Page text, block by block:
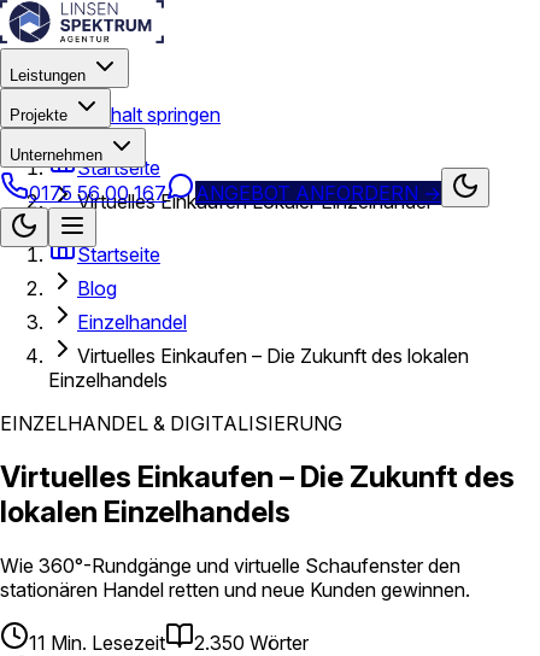
Zum Hauptinhalt springen
Startseite
Virtuelles Einkaufen Lokaler Einzelhandel
Leistungen
Projekte
Unternehmen
0175 56 00 167 ANGEBOT ANFORDERN →
Startseite
Blog
Einzelhandel
Virtuelles Einkaufen – Die Zukunft des lokalen
Einzelhandels
EINZELHANDEL & DIGITALISIERUNG
Virtuelles Einkaufen – Die Zukunft des
lokalen Einzelhandels
Wie 360°-Rundgänge und virtuelle Schaufenster den
stationären Handel retten und neue Kunden gewinnen.
11 Min. Lesezeit 2.350 Wörter